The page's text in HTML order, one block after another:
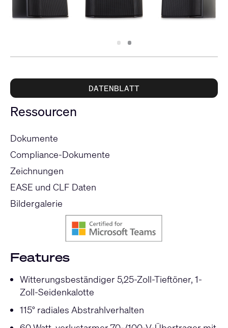
Slide
1 Slide
2
DATENBLATT
Ressourcen
Dokumente
Compliance-Dokumente
Zeichnungen
EASE und CLF Daten
Bildergalerie
Features
Witterungsbeständiger 5,25-Zoll-Tieftöner, 1-
Zoll-Seidenkalotte
115° radiales Abstrahlverhalten